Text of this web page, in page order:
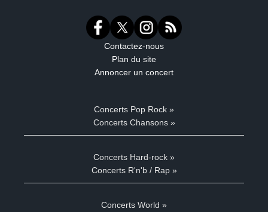
Contactez-nous
Plan du site
Annoncer un concert
Concerts Pop Rock »
Concerts Chansons »
Concerts Hard-rock »
Concerts R'n'b / Rap »
Concerts World »